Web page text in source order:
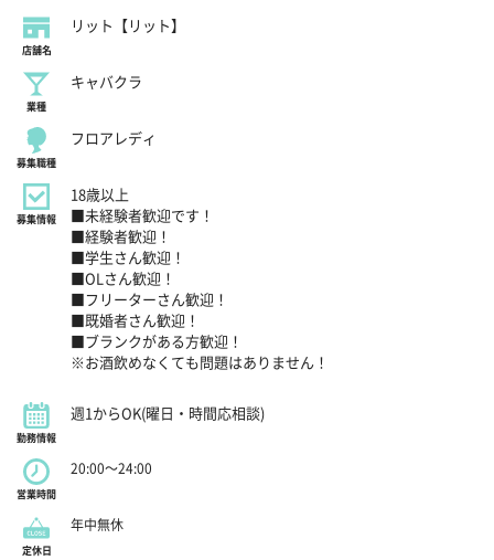
店舗名
リット【リット】
業種
キャバクラ
募集職種
フロアレディ
募集情報
18歳以上
■未経験者歓迎です！
■経験者歓迎！
■学生さん歓迎！
■OLさん歓迎！
■フリーターさん歓迎！
■既婚者さん歓迎！
■ブランクがある方歓迎！
※お酒飲めなくても問題はありません！
勤務情報
週1からOK(曜日・時間応相談)
営業時間
20:00～24:00
定休日
年中無休